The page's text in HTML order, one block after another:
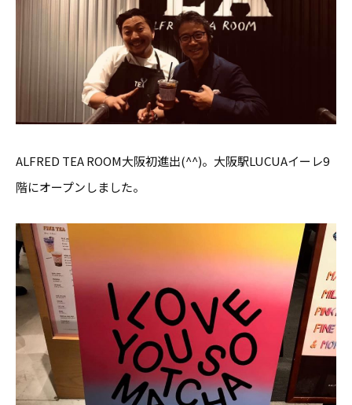
ALFRED TEA ROOM大阪初進出(^^)。大阪駅LUCUAイーレ9
階にオープンしました。